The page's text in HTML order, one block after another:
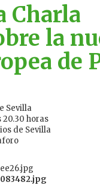
Charla
la
de
Sevilla
20.30 horas
de Sevilla